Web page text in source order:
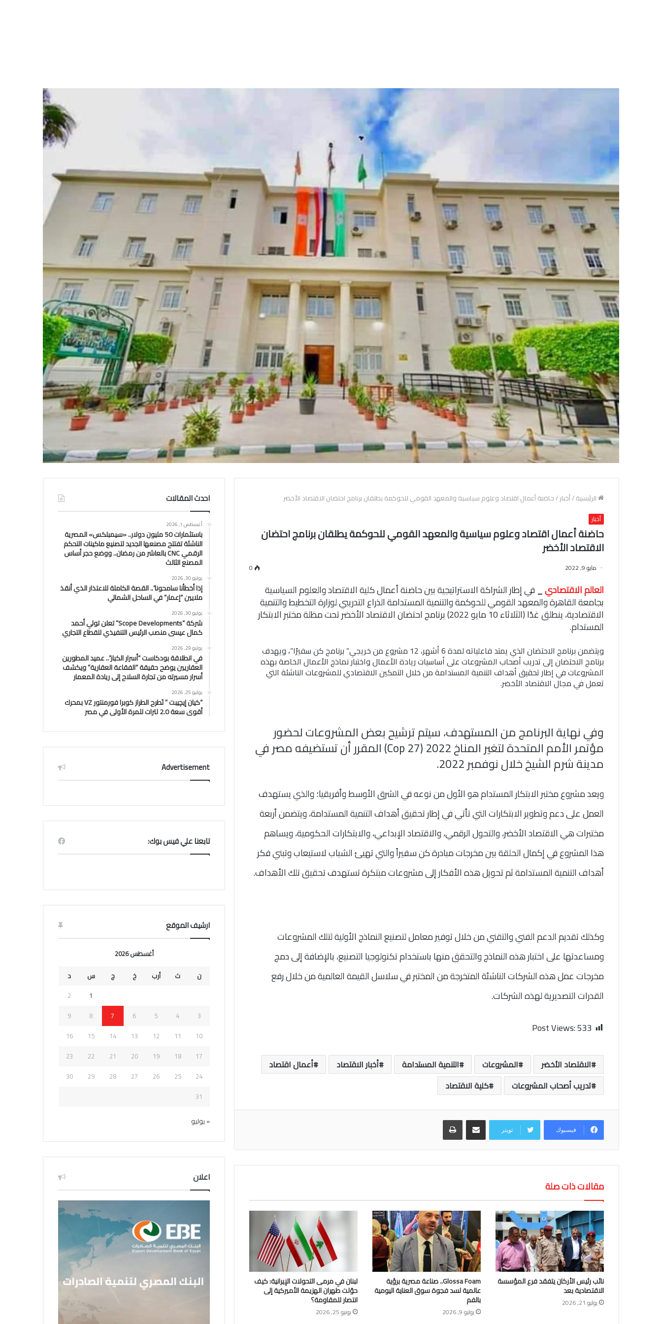
الرئيسية/أخبار /حاضنة أعمال اقتصاد وعلوم سياسية والمعهد القومي للحوكمة يطلقان برنامج احتضان الاقتصاد الأخضر
أخبار
حاضنة أعمال اقتصاد وعلوم سياسية والمعهد القومي للحوكمة يطلقان برنامج احتضان
الاقتصاد الأخضر
مايو 9, 2022 0
العالم الاقتصادي_في إطار الشراكة الاستراتيجية بين حاضنة أعمال كلية الاقتصاد والعلوم السياسية
بجامعة القاهرة والمعهد القومي للحوكمة والتنمية المستدامة الذراع التدريبي لوزارة التخطيط والتنمية
الاقتصادية، ينطلق غدًا (الثلاثاء 10 مايو 2022) برنامج احتضان الاقتصاد الأخضر تحت مظلة مختبر الابتكار
المستدام.
ويتضمن برنامج الاحتضان الذي يمتد فاعلياته لمدة 6 أشهر، 12 مشروع من خريجي” برنامج كن سفيرًا”، ويهدف
برنامج الاحتضان إلى تدريب أصحاب المشروعات على أساسيات ريادة الأعمال واختبار نماذج الأعمال الخاصة بهذه
المشروعات في إطار تحقيق أهداف التنمية المستدامة من خلال التمكين الاقتصادي للمشروعات الناشئة التي
تعمل في مجال الاقتصاد الأخضر.
وفي نهاية البرنامج من المستهدف، سيتم ترشيح بعض المشروعات لحضور
مؤتمر الأمم المتحدة لتغير المناخ 2022 (Cop 27) المقرر أن تستضيفه مصر في
مدينة شرم الشيخ خلال نوفمبر 2022.
ويعد مشروع مختبر الابتكار المستدام هو الأول من نوعه في الشرق الأوسط وأفريقيا؛ والذي يستهدف
العمل على دعم وتطوير الابتكارات التي تأتي في إطار تحقيق أهداف التنمية المستدامة، ويتضمن أربعة
مختبرات هي الاقتصاد الأخضر، والتحول الرقمي، والاقتصاد الإبداعي، والابتكارات الحكومية، ويساهم
هذا المشروع في إكمال الحلقة بين مخرجات مبادرة كن سفيراً والتي تهيئ الشباب لاستيعاب وتبني فكر
أهداف التنمية المستدامة ثم تحويل هذه الأفكار إلى مشروعات مبتكرة تستهدف تحقيق تلك الأهداف.
وكذلك تقديم الدعم الفني والتقني من خلال توفير معامل لتصنيع النماذج الأولية لتلك المشروعات
ومساعدتها على اختبار هذه النماذج والتحقق منها باستخدام تكنولوجيا التصنيع، بالإضافة إلى دمج
مخرجات عمل هذه الشركات الناشئة المتخرجة من المختبر في سلاسل القيمة العالمية من خلال رفع
القدرات التصديرية لهذه الشركات.
Post Views:533
الاقتصاد الأخضر المشروعات التنمية المستدامة أخبار الاقتصاد
أعمال اقتصاد
تدريب أصحاب المشروعات
كلية الاقتصاد
فيسبوك تويتر
مقالات ذات صلة
نائب رئيس الأركان يتفقد فرع المؤسسة
الاقتصادية بعد
يوليو 21, 2026
Glossa Foam.. صناعة مصرية برؤية
عالمية لسد فجوة سوق العناية اليومية
بالفم
يوليو 9, 2026
لبنان في مرمى التحولات الإيرانية: كيف
حوّلت طهران الهزيمة الأميركية إلى
انتصار للمقاومة؟
يونيو 25, 2026
احدث المقالات
أغسطس 1, 2026
باستثمارات 50 مليون دولار.. «سيمبلكس» المصرية
الناشئة تفتتح مصنعها الجديد لتصنيع ماكينات التحكم
الرقمي CNC بالعاشر من رمضان.. ووضع حجر أساس
المصنع الثالث
يوليو 30, 2026
إذا أخطأنا سامحونا”.. القصة الكاملة للاعتذار الذي أنقذ
ملايين “إعمار” في الساحل الشمالي
يوليو 30, 2026
شركة “Scope Developments” تعلن تولي أحمد
كمال عيسى منصب الرئيس التنفيذي للقطاع التجاري
يوليو 29, 2026
في انطلاقة بودكاست “أسرار الكبار”.. عميد المطورين
العقاريين يوضح حقيقة “الفقاعة العقارية” ويكشف
أسرار مسيرته من تجارة السلاح إلى ريادة المعمار
يوليو 25, 2026
“كيان إيچيبت ” تَطرح الطراز كوبرا فورمنتور VZ بمحرك
أقوى سعة 2.0 لترات للمرة الأولى في مصر
Advertisement
تابعنا علي فيس بوك:
ارشيف الموقع
أغسطس 2026
ن
ث أرب خ ج س
د
1
2
3
4
5
6
7
8
9
10
11
12
13
14
15
16
17
18
19
20
21
22
23
24
25
26
27
28
29
30
31
« يوليو
اعلان